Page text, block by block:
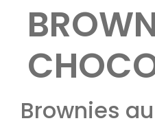
contenu
Brownies